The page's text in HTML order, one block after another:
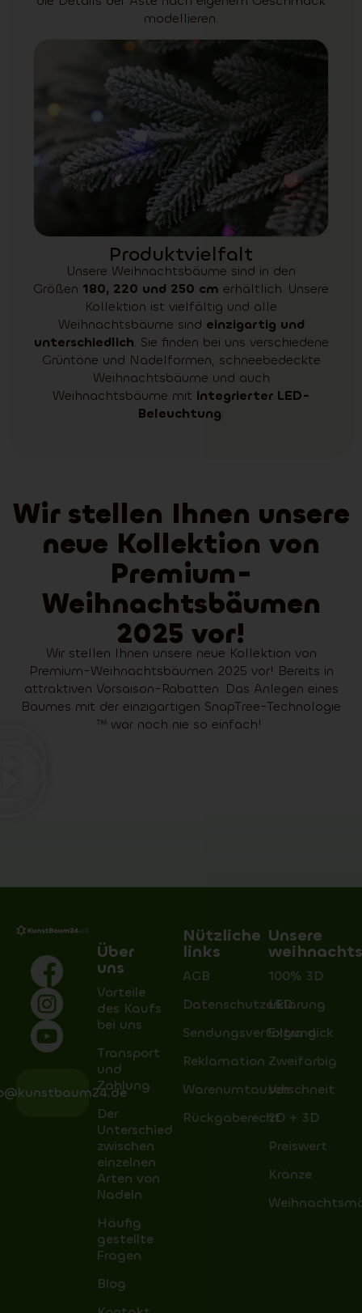
modellieren.
Produktvielfalt
Unsere Weihnachtsbäume sind in den
Größen 180, 220 und 250 cm erhältlich. Unsere
Kollektion ist vielfältig und alle
Weihnachtsbäume sind einzigartig und
unterschiedlich. Sie finden bei uns verschiedene
Grüntöne und Nadelformen, schneebedeckte
Weihnachtsbäume und auch
Weihnachtsbäume mit integrierter LED-
Beleuchtung.
Wir stellen Ihnen unsere
neue Kollektion von
Premium-
Weihnachtsbäumen
2025 vor!
Wir stellen Ihnen unsere neue Kollektion von
Premium-Weihnachtsbäumen 2025 vor! Bereits in
attraktiven Vorsaison-Rabatten. Das Anlegen eines
Baumes mit der einzigartigen SnapTree-Technologie
™ war noch nie so einfach!
Über
uns
Vorteile
des Kaufs
bei uns
Transport
und
Zahlung
Der
Unterschied
zwischen
einzelnen
Arten von
Nadeln
Häufig
gestellte
Fragen
Blog
Nützliche
links
AGB
Datenschutzerklärung
Sendungsverfolgung
Reklamation
Warenumtausch
Rückgaberecht
Unsere
100% 3D
LED
Extra dick
Zweifarbig
Verschneit
2D + 3D
Preiswert
Kränze